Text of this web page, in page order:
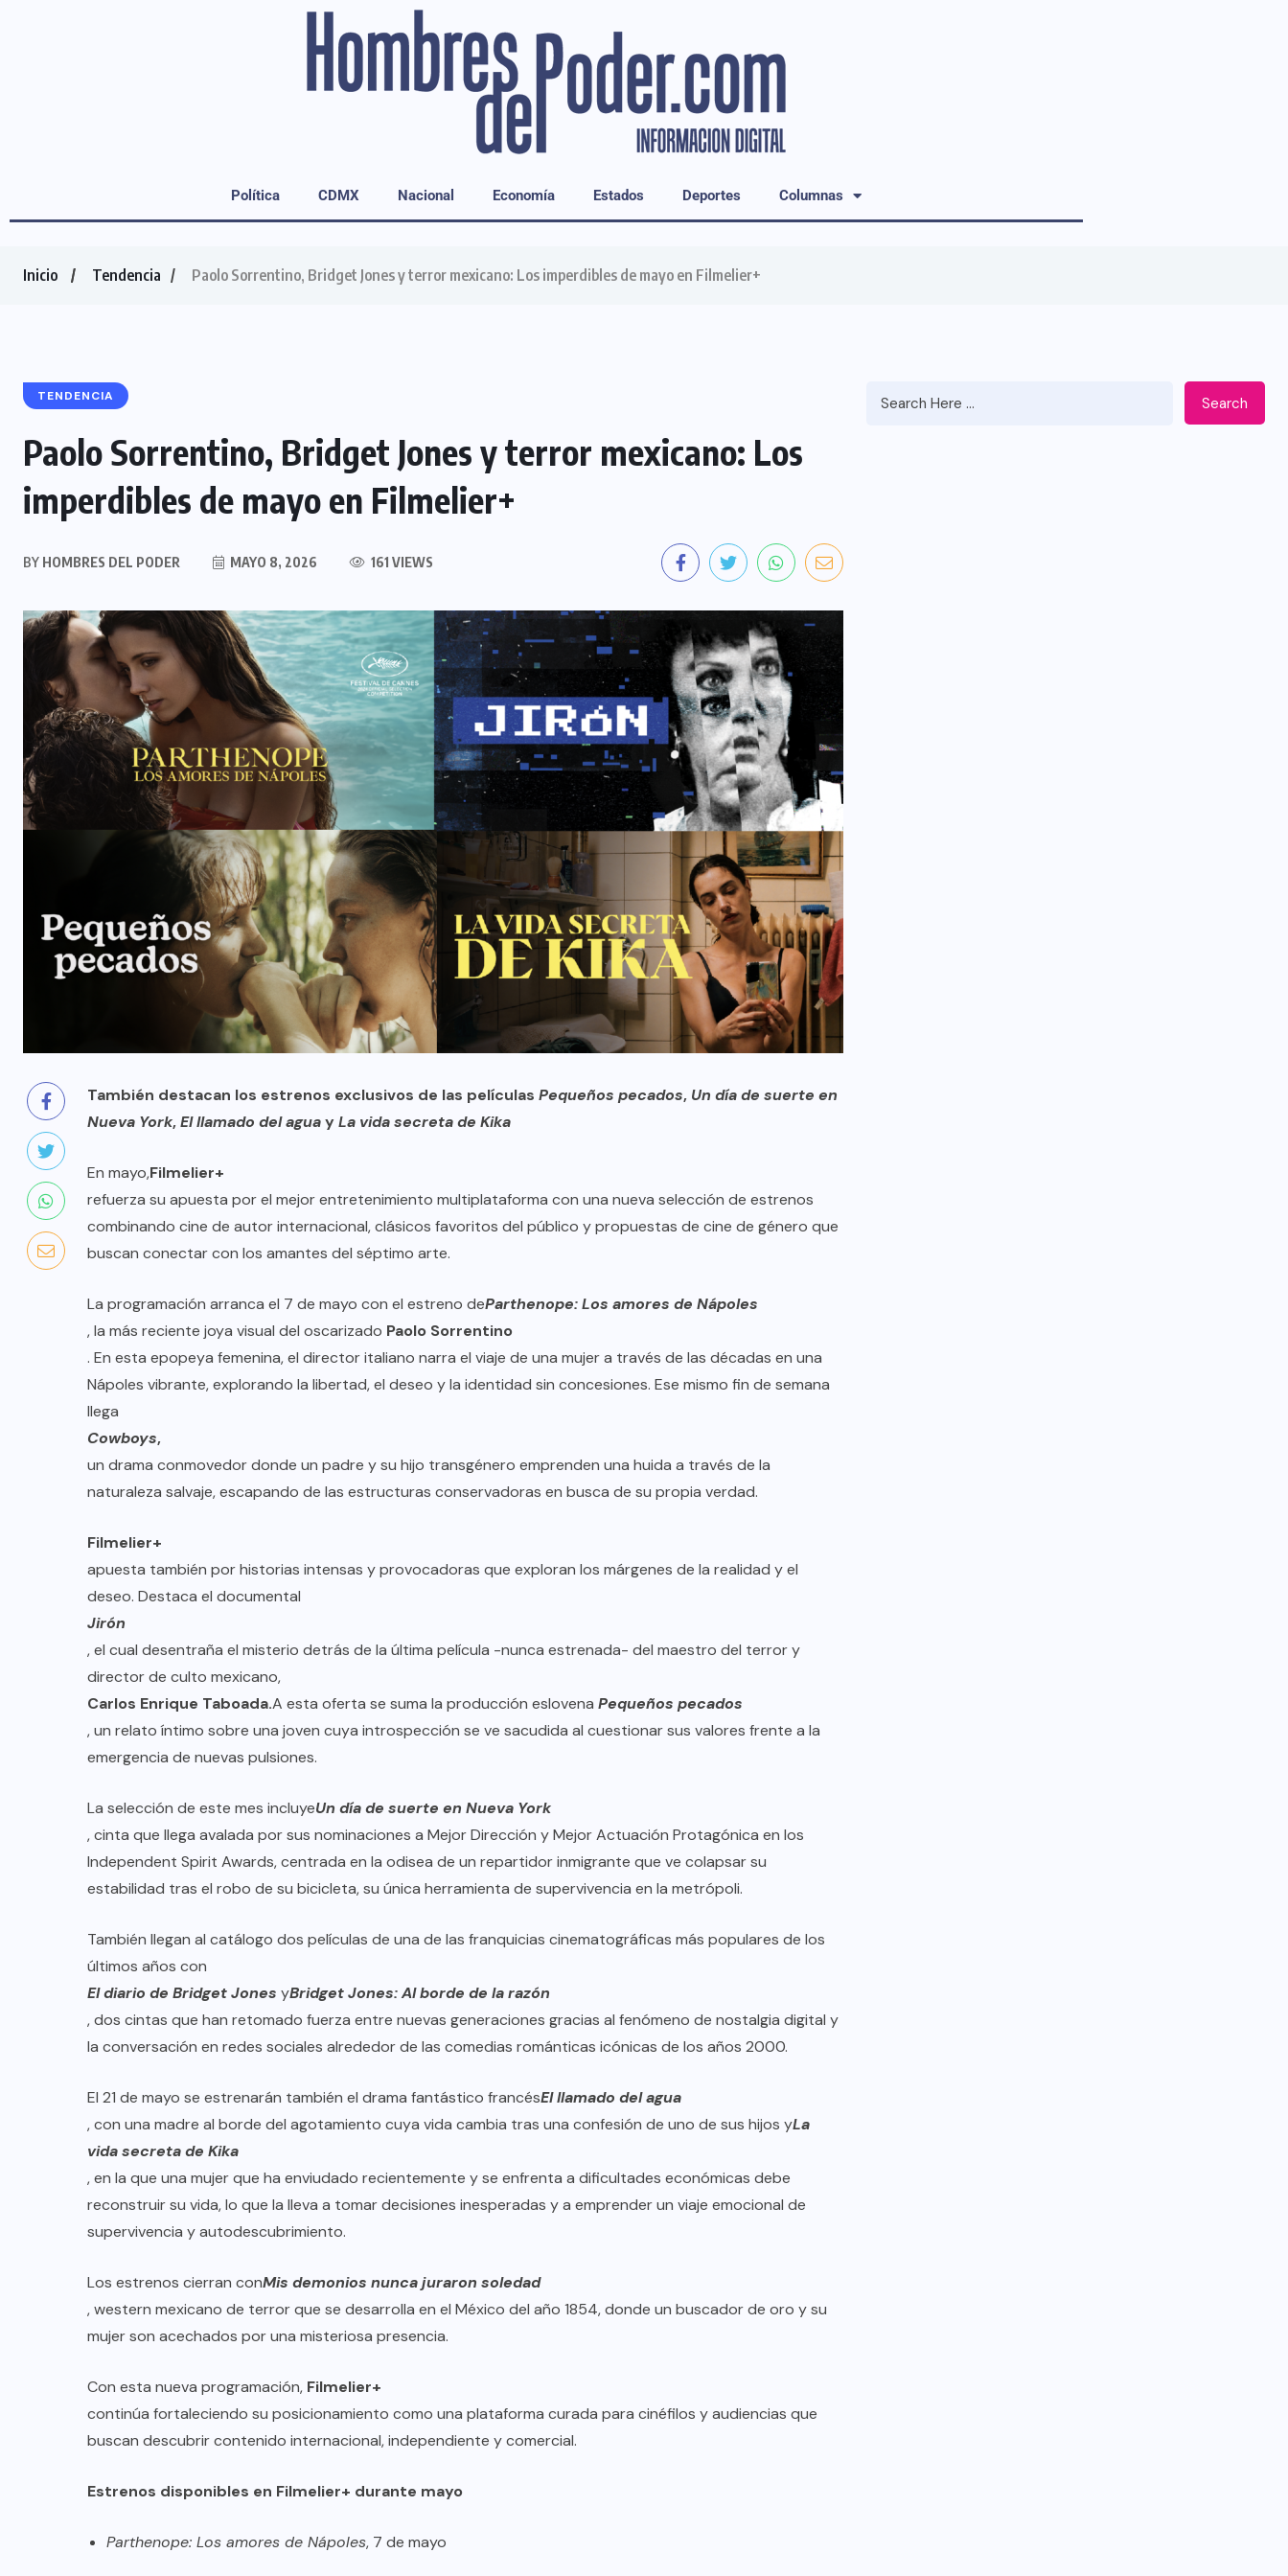
Política CDMX Nacional Economía Estados Deportes Columnas
Inicio Tendencia Paolo Sorrentino, Bridget Jones y terror mexicano: Los imperdibles de mayo en Filmelier+
TENDENCIA
Paolo Sorrentino, Bridget Jones y terror mexicano: Los
imperdibles de mayo en Filmelier+
BY HOMBRES DEL PODER MAYO 8, 2026 161 VIEWS
También destacan los estrenos exclusivos de las películas Pequeños pecados, Un día de suerte en
Nueva York,El llamado del aguayLa vida secreta de Kika
En mayo,Filmelier+
refuerza su apuesta por el mejor entretenimiento multiplataforma con una nueva selección de estrenos
combinando cine de autor internacional, clásicos favoritos del público y propuestas de cine de género que
buscan conectar con los amantes del séptimo arte.
La programación arranca el 7 de mayo con el estreno deParthenope: Los amores de Nápoles
, la más reciente joya visual del oscarizado Paolo Sorrentino
. En esta epopeya femenina, el director italiano narra el viaje de una mujer a través de las décadas en una
Nápoles vibrante, explorando la libertad, el deseo y la identidad sin concesiones. Ese mismo fin de semana
llega
Cowboys,
un drama conmovedor donde un padre y su hijo transgénero emprenden una huida a través de la
naturaleza salvaje, escapando de las estructuras conservadoras en busca de su propia verdad.
Filmelier+
apuesta también por historias intensas y provocadoras que exploran los márgenes de la realidad y el
deseo. Destaca el documental
Jirón
, el cual desentraña el misterio detrás de la última película -nunca estrenada- del maestro del terror y
director de culto mexicano,
Carlos Enrique Taboada.A esta oferta se suma la producción eslovena Pequeños pecados
, un relato íntimo sobre una joven cuya introspección se ve sacudida al cuestionar sus valores frente a la
emergencia de nuevas pulsiones.
La selección de este mes incluyeUn día de suerte en Nueva York
, cinta que llega avalada por sus nominaciones a Mejor Dirección y Mejor Actuación Protagónica en los
Independent Spirit Awards, centrada en la odisea de un repartidor inmigrante que ve colapsar su
estabilidad tras el robo de su bicicleta, su única herramienta de supervivencia en la metrópoli.
También llegan al catálogo dos películas de una de las franquicias cinematográficas más populares de los
últimos años con
El diario de Bridget Jones yBridget Jones: Al borde de la razón
, dos cintas que han retomado fuerza entre nuevas generaciones gracias al fenómeno de nostalgia digital y
la conversación en redes sociales alrededor de las comedias románticas icónicas de los años 2000.
El 21 de mayo se estrenarán también el drama fantástico francésEl llamado del agua
, con una madre al borde del agotamiento cuya vida cambia tras una confesión de uno de sus hijos yLa
vida secreta de Kika
, en la que una mujer que ha enviudado recientemente y se enfrenta a dificultades económicas debe
reconstruir su vida, lo que la lleva a tomar decisiones inesperadas y a emprender un viaje emocional de
supervivencia y autodescubrimiento.
Los estrenos cierran conMis demonios nunca juraron soledad
, western mexicano de terror que se desarrolla en el México del año 1854, donde un buscador de oro y su
mujer son acechados por una misteriosa presencia.
Con esta nueva programación, Filmelier+
continúa fortaleciendo su posicionamiento como una plataforma curada para cinéfilos y audiencias que
buscan descubrir contenido internacional, independiente y comercial.
Estrenos disponibles en Filmelier+ durante mayo
Parthenope: Los amores de Nápoles, 7 de mayo
Search